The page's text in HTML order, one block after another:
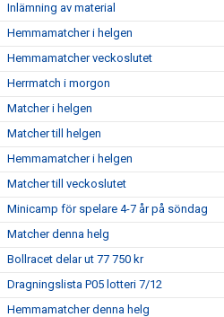
Inlämning av material
Hemmamatcher i helgen
Hemmamatcher veckoslutet
Herrmatch i morgon
Matcher i helgen
Matcher till helgen
Hemmamatcher i helgen
Matcher till veckoslutet
Minicamp för spelare 4-7 år på söndag
Matcher denna helg
Bollracet delar ut 77 750 kr
Dragningslista P05 lotteri 7/12
Hemmamatcher denna helg